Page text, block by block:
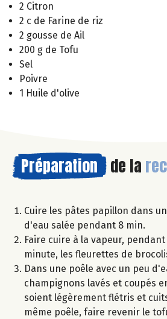
2 Citron
2 c de Farine de riz
2 gousse de Ail
200 g de Tofu
Sel
Poivre
1 Huile d'olive
Préparation de la
Cuire les pâtes papillon dans
d'eau salée pendant 8 min.
Faire cuire à la vapeur,
minute, les fleurettes de
Dans une poêle avec un peu
champignons lavés et coupés
soient légèrement flétris et
même poêle, faire revenir le